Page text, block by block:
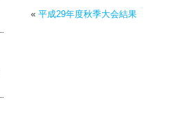
« 平成29年度秋季大会結果